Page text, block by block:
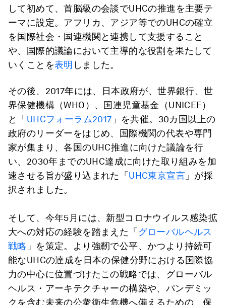
して初めて、首脳級の会談でUHCの推進を主要テ
ーマに設定。アフリカ、アジア等でのUHCの確立
を国際社会・国連機関と連携して支援すること
や、国際的議論において主導的な役割を果たして
いくことを表明 しました。
その後、2017年には、日本政府が、世界銀行、世
界保健機構（WHO）、国連児童基金（UNICEF）
と「 UHCフォーラム2017 」を共催。30カ国以上の
政府のリーダーをはじめ、国際機関の代表や専門
家が集まり、各国のUHC推進に向けた議論を行
い、2030年までのUHC達成に向けた取り組みを加
速させる旨が盛り込まれた「 UHC東京宣言 」が採
択されました。
そして、今年5月には、新型コロナウイルス感染拡
大への対応の経験を踏まえた「 グローバルヘルス
戦略 」を策定。より強靭で公平、かつより持続可
能なUHCの達成を日本の保健分野における国際協
力の中心に位置づけたこの戦略では、グローバル
ヘルス・アーキテクチャーの構築や、パンデミッ
クを含む未来の公衆衛生危機へ備えるための、保